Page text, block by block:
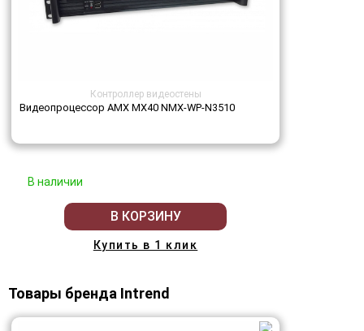
Контроллер видеостены
Видеопроцессор AMX MX40 NMX-WP-N3510
В наличии
В КОРЗИНУ
Купить в 1 клик
Товары бренда Intrend